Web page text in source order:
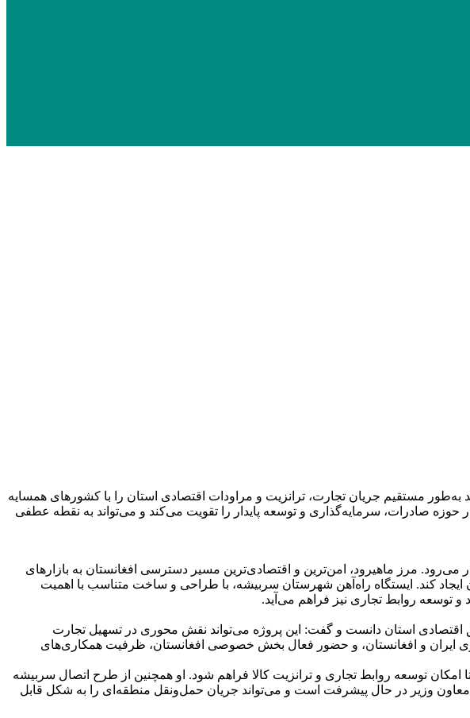
مستقیم جریان تجارت، ترانزیت و مراودات اقتصادی استان را با کشورهای همسایه
صادرات، سرمایه‌گذاری و توسعه پایدار را تقویت می‌کند و می‌تواند به نقطه عطفی
می‌رود. مرز ماهیرود، امن‌ترین و اقتصادی‌ترین مسیر دسترسی افغانستان به بازارهای
کند. ایستگاه راه‌آهن شهرستان سربیشه، با طراحی و ساخت متناسب با اهمیت
و توسعه روابط تجاری نیز فراهم می‌آید.
اقتصادی استان دانست و گفت: این پروژه می‌تواند نقش محوری در تسهیل تجارت
ایران و افغانستان، و حضور فعال بخش خصوصی افغانستان، ظرفیت همکاری‌های
توسعه روابط تجاری و ترانزیت کالا فراهم شود. او همچنین از طرح اتصال سربیشه
معاون وزیر در حال پیشرفت است و می‌تواند جریان حمل‌ونقل منطقه‌ای را به شکل قابل